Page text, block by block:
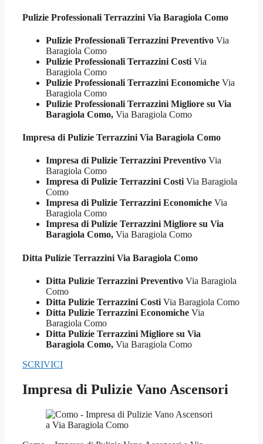
Pulizie Professionali Terrazzini Via Baragiola Como
Pulizie Professionali Terrazzini Preventivo Via
Baragiola Como
Pulizie Professionali Terrazzini Costi Via
Baragiola Como
Pulizie Professionali Terrazzini Economiche Via
Baragiola Como
Pulizie Professionali Terrazzini Migliore su Via
Baragiola Como, Via Baragiola Como
Impresa di Pulizie Terrazzini Via Baragiola Como
Impresa di Pulizie Terrazzini Preventivo Via
Baragiola Como
Impresa di Pulizie Terrazzini Costi Via Baragiola
Como
Impresa di Pulizie Terrazzini Economiche Via
Baragiola Como
Impresa di Pulizie Terrazzini Migliore su Via
Baragiola Como, Via Baragiola Como
Ditta Pulizie Terrazzini Via Baragiola Como
Ditta Pulizie Terrazzini Preventivo Via Baragiola
Como
Ditta Pulizie Terrazzini Costi Via Baragiola Como
Ditta Pulizie Terrazzini Economiche Via
Baragiola Como
Ditta Pulizie Terrazzini Migliore su Via
Baragiola Como, Via Baragiola Como
SCRIVICI
Impresa di Pulizie Vano Ascensori